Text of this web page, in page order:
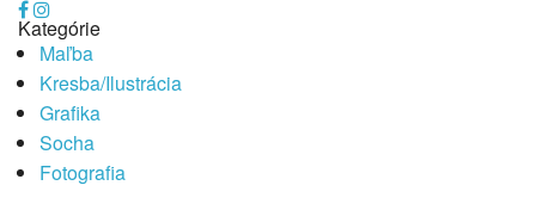
Kategórie
Maľba
Kresba/Ilustrácia
Grafika
Socha
Fotografia